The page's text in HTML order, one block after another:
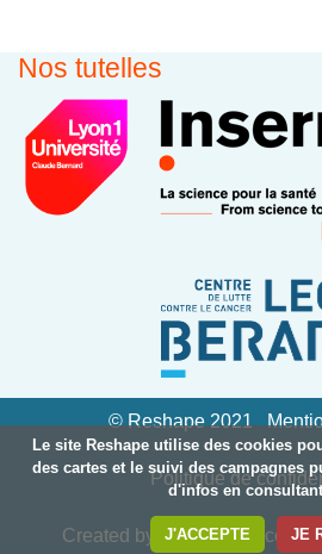
Le site Reshape utilise des cookies
des cartes et le suivi des campagnes
d'infos en
J'ACCEPTE JE
Nos tutelles
© Reshape 2021
Politique de
Created by : Agence de